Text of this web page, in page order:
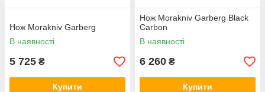
Нож Morakniv Garberg
В наявності
5 725 ₴
Купити
Нож Morakniv Garberg Black
Carbon
В наявності
6 260 ₴
Купити